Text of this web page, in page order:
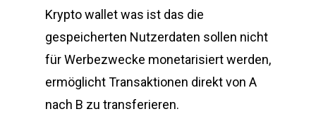
Krypto wallet was ist das die
gespeicherten Nutzerdaten sollen nicht
für Werbezwecke monetarisiert werden,
ermöglicht Transaktionen direkt von A
nach B zu transferieren.